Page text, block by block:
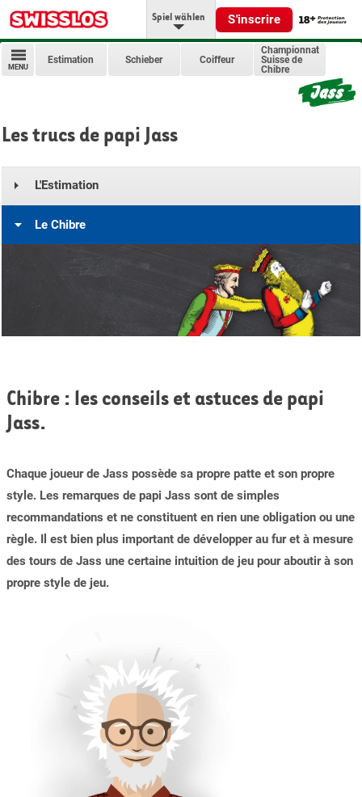
Spiel wählen S'inscrire
MENU
Estimation Schieber Coiffeur
Championnat
Suisse de
Chibre
Les trucs de papi Jass
L'Estimation
Le Chibre
Chibre : les conseils et astuces de papi
Jass.
Chaque joueur de Jass possède sa propre patte et son propre
style. Les remarques de papi Jass sont de simples
recommandations et ne constituent en rien une obligation ou une
règle. Il est bien plus important de développer au fur et à mesure
des tours de Jass une certaine intuition de jeu pour aboutir à son
propre style de jeu.